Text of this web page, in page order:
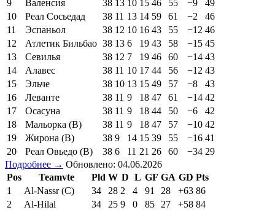
9 Валенсия 38 13 10 15 46 55 −9
49
10
Реал Сосьедад 38 11 13 14 59 61 −2
46
11
Эспаньол 38 12 10 16 43 55 −12 46
12
Атлетик Бильбао 38 13 6 19 43 58 −15 45
13
Севилья 38 12 7 19 46 60 −14 43
14
Алавес 38 11 10 17 44 56 −12 43
15
Эльче 38 10 13 15 49 57 −8
43
16
Леванте 38 11 9 18 47 61 −14 42
17
Осасуна 38 11 9 18 44 50 −6
42
18
Мальорка (В) 38 11 9 18 47 57 −10 42
19
Жирона (В) 38 9 14 15 39 55 −16 41
20
Реал Овьедо (В) 38 6 11 21 26 60 −34 29
Подробнее → Обновлено: 04.06.2026
Pos
Teamvte Pld W D L GF GA GD Pts
1
Al-Nassr (C) 34 28 2 4 91 28 +63 86
2
Al-Hilal 34 25 9 0 85 27 +58 84